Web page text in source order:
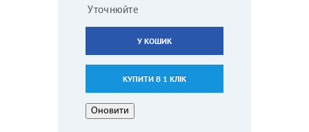
Уточнюйте
У КОШИК
КУПИТИ В 1 КЛІК